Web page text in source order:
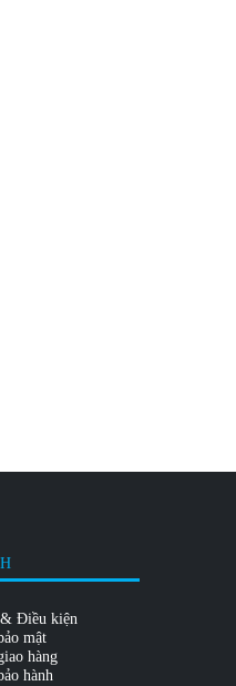
Điều kiện
mật
hàng
hành